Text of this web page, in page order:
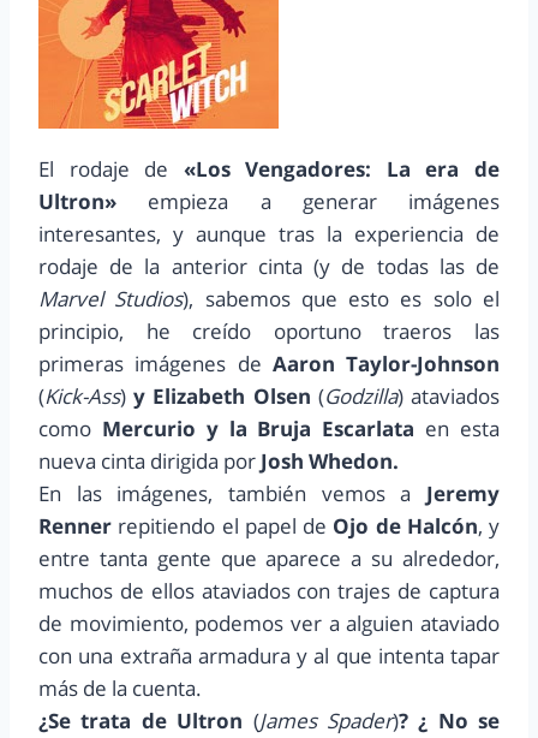
El rodaje de «Los Vengadores: La era de
Ultron» empieza a generar imágenes
interesantes, y aunque tras la experiencia de
rodaje de la anterior cinta (y de todas las de
Marvel Studios), sabemos que esto es solo el
principio, he creído oportuno traeros las
primeras imágenes de Aaron Taylor-Johnson
(Kick-Ass) y Elizabeth Olsen (Godzilla) ataviados
como Mercurio y la Bruja Escarlata en esta
nueva cinta dirigida por Josh Whedon.
En las imágenes, también vemos a Jeremy
Renner repitiendo el papel de Ojo de Halcón, y
entre tanta gente que aparece a su alrededor,
muchos de ellos ataviados con trajes de captura
de movimiento, podemos ver a alguien ataviado
con una extraña armadura y al que intenta tapar
más de la cuenta.
¿Se trata de Ultron (James Spader)? ¿ No se